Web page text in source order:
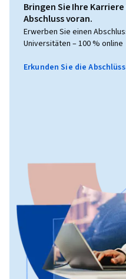
Bringen Sie Ihre
Abschluss voran.
Erwerben Sie einen
Universitäten – 100 % online
Erkunden Sie die